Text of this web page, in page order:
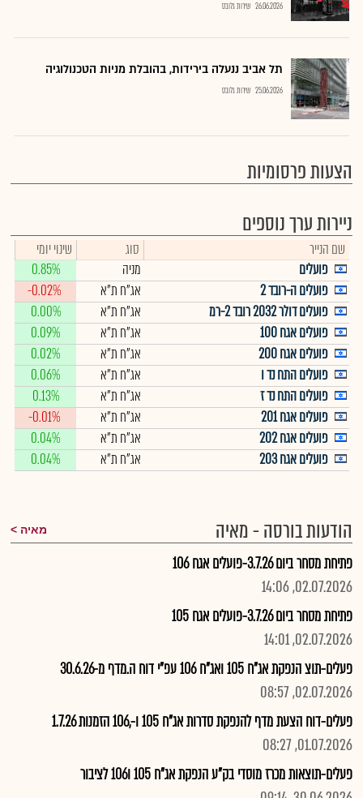
26.06.2026 שירות גלובס
תל אביב ננעלה בירידות, בהובלת מניות הטכנולוגיה
25.06.2026 שירות גלובס
הצעות פרסומיות
ניירות ערך נוספים
שם הנייר סוג
שינוי יומי
פועלים
מניה
0.85%
פועלים ה-רובד 2
אג"ח ת"א
-0.02%
פועלים דולר 2032 רובד 2-רמ
אג"ח ת"א
0.00%
פועלים אגח 100
אג"ח ת"א
0.09%
פועלים אגח 200
אג"ח ת"א
0.02%
פועלים התח נד ו
אג"ח ת"א
0.06%
פועלים התח נד ז
אג"ח ת"א
0.13%
פועלים אגח 201
אג"ח ת"א
-0.01%
פועלים אגח 202
אג"ח ת"א
0.04%
פועלים אגח 203
אג"ח ת"א 0.04%
הודעות בורסה - מאיה מאיה
פתיחת מסחר ביום 3.7.26-פועלים אגח 106
02.07.2026, 14:06
פתיחת מסחר ביום 3.7.26-פועלים אגח 105
02.07.2026, 14:01
פעלים-תוצ הנפקת אג"ח 105 ואג"ח 106 עפ"י דוח ה.מדף מ-30.6.26
02.07.2026, 08:57
פעלים-דוח הצעת מדף להנפקת סדרות אג"ח 105 ו-,106 הזמנות 1.7.26
01.07.2026, 08:27
פעלים-תוצאות מכרז מוסדי בק"ע הנפקת אג"ח 105 ו106 לציבור